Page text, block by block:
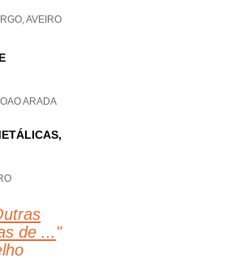
AVEIRO
ARADA
de ... "